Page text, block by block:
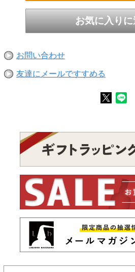
お問い合わせ
友達にメールですすめる